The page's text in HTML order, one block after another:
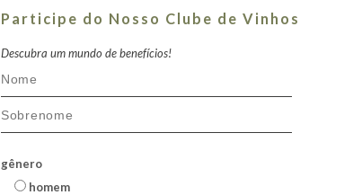
Participe do Nosso Clube de Vinhos
Descubra um mundo de benefícios!
gênero
homem